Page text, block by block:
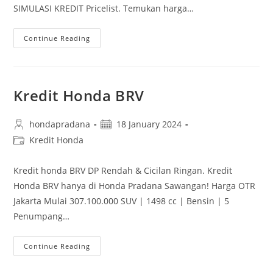
SIMULASI KREDIT Pricelist. Temukan harga…
Continue Reading
Kredit Honda BRV
hondapradana
18 January 2024
Kredit Honda
Kredit honda BRV DP Rendah & Cicilan Ringan. Kredit
Honda BRV hanya di Honda Pradana Sawangan! Harga OTR
Jakarta Mulai 307.100.000 SUV | 1498 cc | Bensin | 5
Penumpang…
Continue Reading